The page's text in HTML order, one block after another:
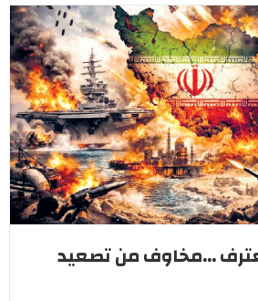
...مخاوف من تصعيد